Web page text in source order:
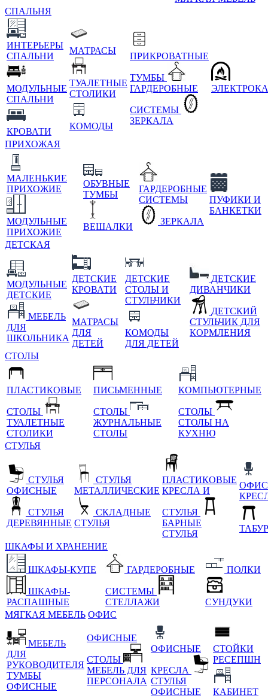
СПАЛЬНЯ
ИНТЕРЬЕРЫ
СПАЛЬНИ
МОДУЛЬНЫЕ
СПАЛЬНИ
КРОВАТИ
МАТРАСЫ
ТУАЛЕТНЫЕ
СТОЛИКИ
КОМОДЫ
ПРИКРОВАТНЫЕ
ТУМБЫ
ГАРДЕРОБНЫЕ
СИСТЕМЫ
ЗЕРКАЛА
ПРИХОЖАЯ
МАЛЕНЬКИЕ
ПРИХОЖИЕ
МОДУЛЬНЫЕ
ПРИХОЖИЕ
ОБУВНЫЕ
ТУМБЫ
ВЕШАЛКИ
ГАРДЕРОБНЫЕ
СИСТЕМЫ
ЗЕРКАЛА
ПУФИКИ И
БАНКЕТКИ
ДЕТСКАЯ
МОДУЛЬНЫЕ
ДЕТСКИЕ
МЕБЕЛЬ
ДЛЯ
ШКОЛЬНИКА
ДЕТСКИЕ
КРОВАТИ
МАТРАСЫ
ДЛЯ
ДЕТЕЙ
ДЕТСКИЕ
СТОЛЫ И
СТУЛЬЧИКИ
КОМОДЫ
ДЛЯ ДЕТЕЙ
ДЕТСКИЕ
ДИВАНЧИКИ
ДЕТСКИЙ
СТУЛЬЧИК ДЛЯ
КОРМЛЕНИЯ
СТОЛЫ
ПЛАСТИКОВЫЕ
СТОЛЫ
ТУАЛЕТНЫЕ
СТОЛИКИ
ПИСЬМЕННЫЕ
СТОЛЫ
ЖУРНАЛЬНЫЕ
СТОЛЫ
КОМПЬЮТЕРНЫЕ
СТОЛЫ
СТОЛЫ НА
КУХНЮ
СТУЛЬЯ
СТУЛЬЯ
ОФИСНЫЕ
СТУЛЬЯ
ДЕРЕВЯННЫЕ
СТУЛЬЯ
МЕТАЛЛИЧЕСКИЕ
СКЛАДНЫЕ
СТУЛЬЯ
ПЛАСТИКОВЫЕ
КРЕСЛА И
СТУЛЬЯ
БАРНЫЕ
СТУЛЬЯ
ШКАФЫ И ХРАНЕНИЕ
ШКАФЫ-КУПЕ
ШКАФЫ-
РАСПАШНЫЕ
ГАРДЕРОБНЫЕ
СИСТЕМЫ
СТЕЛЛАЖИ
ПОЛКИ
СУНДУКИ
МЯГКАЯ МЕБЕЛЬ ОФИС
МЕБЕЛЬ
ДЛЯ
РУКОВОДИТЕЛЯ
ТУМБЫ
ОФИСНЫЕ
ОФИСНЫЕ
СТОЛЫ
МЕБЕЛЬ ДЛЯ
ПЕРСОНАЛА
ОФИСНЫЕ
КРЕСЛА
СТУЛЬЯ
ОФИСНЫЕ
СТОЙКИ
РЕСЕПШН
КАБИНЕТ